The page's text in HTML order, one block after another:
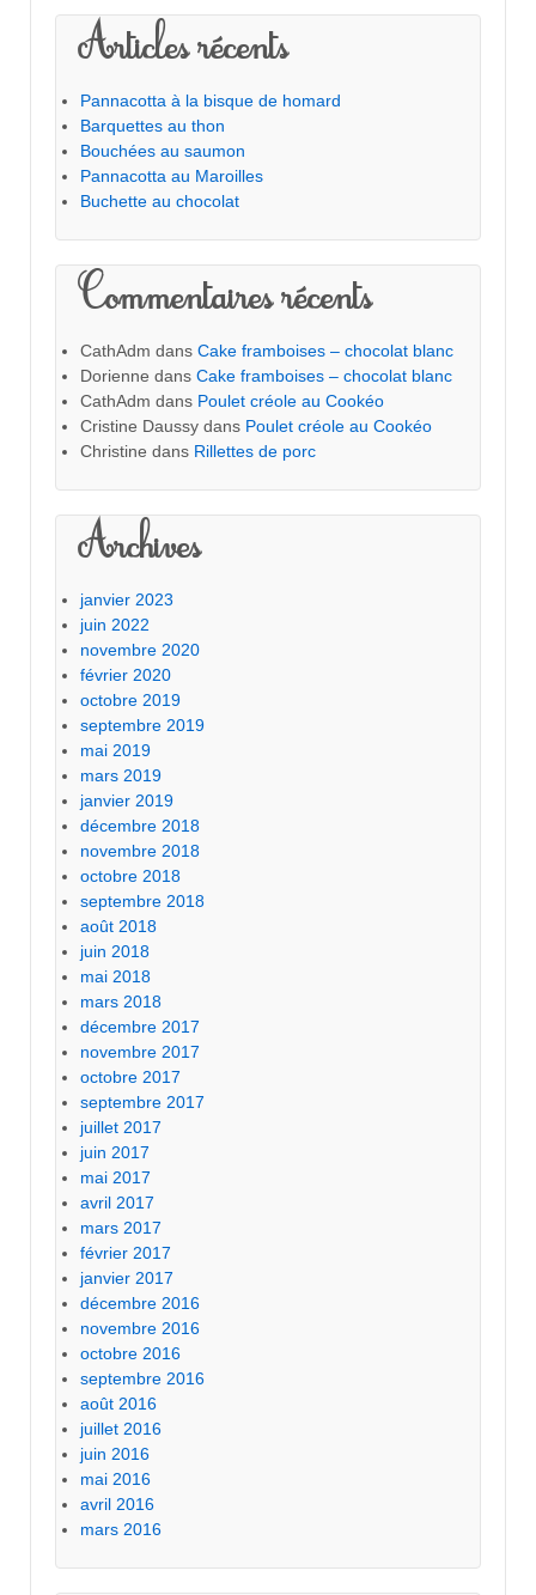
Articles récents
Pannacotta à la bisque de homard
Barquettes au thon
Bouchées au saumon
Pannacotta au Maroilles
Buchette au chocolat
Commentaires récents
CathAdm dans Cake framboises – chocolat blanc
Dorienne dans Cake framboises – chocolat blanc
CathAdm dans Poulet créole au Cookéo
Cristine Daussy dans Poulet créole au Cookéo
Christine dans Rillettes de porc
Archives
janvier 2023
juin 2022
novembre 2020
février 2020
octobre 2019
septembre 2019
mai 2019
mars 2019
janvier 2019
décembre 2018
novembre 2018
octobre 2018
septembre 2018
août 2018
juin 2018
mai 2018
mars 2018
décembre 2017
novembre 2017
octobre 2017
septembre 2017
juillet 2017
juin 2017
mai 2017
avril 2017
mars 2017
février 2017
janvier 2017
décembre 2016
novembre 2016
octobre 2016
septembre 2016
août 2016
juillet 2016
juin 2016
mai 2016
avril 2016
mars 2016